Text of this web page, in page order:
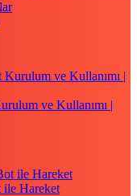
ve Kullanımı |
ile Hareket